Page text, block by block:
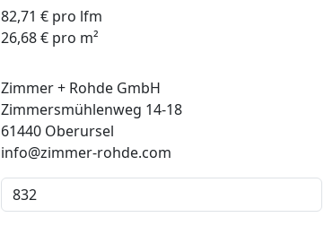
82,71 € pro lfm
26,68 € pro m²
Zimmer + Rohde GmbH
Zimmersmühlenweg 14-18
61440 Oberursel
info@zimmer-rohde.com